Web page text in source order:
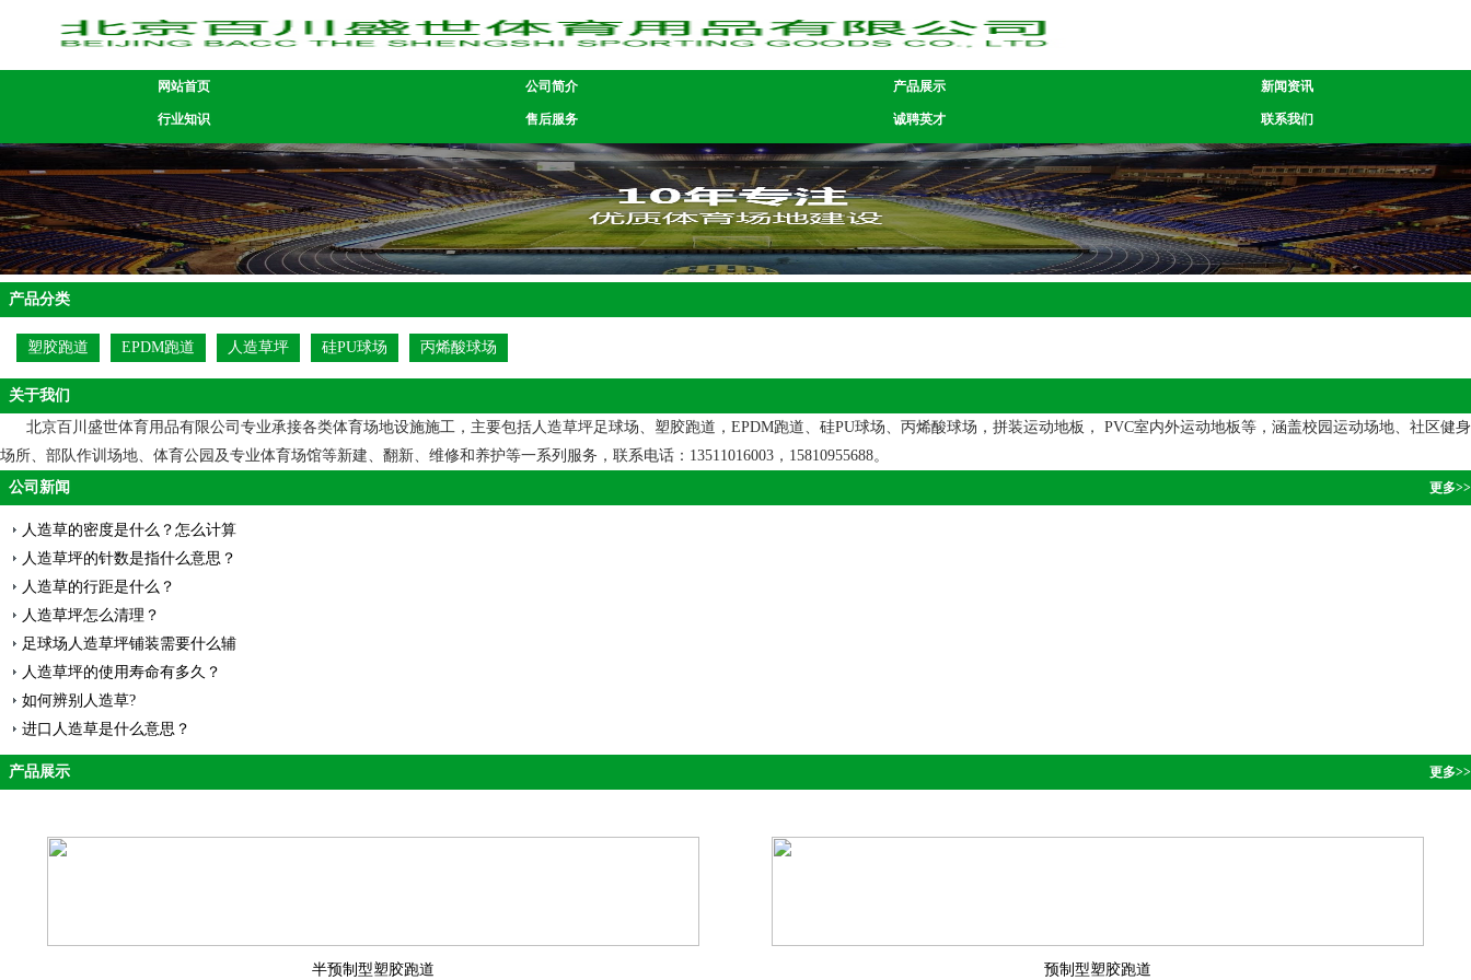
网站首页 公司简介 产品展示 新闻资讯
行业知识 售后服务 诚聘英才 联系我们
产品分类
塑胶跑道 EPDM跑道 人造草坪 硅PU球场 丙烯酸球场
关于我们
北京百川盛世体育用品有限公司专业承接各类体育场地设施施工，主要包括人造草坪足球场、塑胶跑道，EPDM跑道、硅PU球场、丙烯酸球场，拼装运动地板， PVC室内外运动地板等，涵盖校园运动场地、社区健身
场所、部队作训场地、体育公园及专业体育场馆等新建、翻新、维修和养护等一系列服务，联系电话：13511016003，15810955688。
公司新闻
更多>>
人造草的密度是什么？怎么计算
人造草坪的针数是指什么意思？
人造草的行距是什么？
人造草坪怎么清理？
足球场人造草坪铺装需要什么辅
人造草坪的使用寿命有多久？
如何辨别人造草?
进口人造草是什么意思？
产品展示 更多>>
半预制型塑胶跑道 预制型塑胶跑道